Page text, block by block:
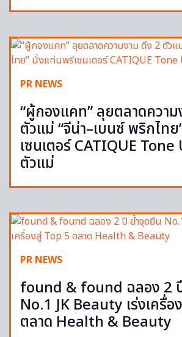
PR NEWS
“ผู้กองแคท” ลุยตลาดควา
ตัวแม่ “จีน่า–เบนซ์ พริกไท
เซนเตอร์ CATIQUE
ตัวแม่
PR NEWS
found & found ฉลอง 2
No.1 JK Beauty เร่งเครื่
ตลาด Health & Beauty